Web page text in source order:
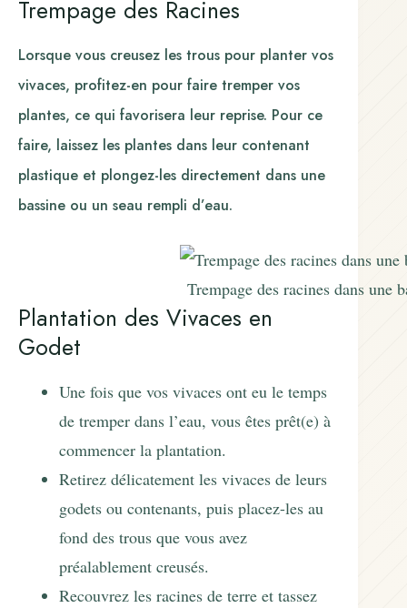
Trempage des Racines
Lorsque vous creusez les trous pour planter vos
vivaces, profitez-en pour faire tremper vos
plantes, ce qui favorisera leur reprise. Pour ce
faire, laissez les plantes dans leur contenant
plastique et plongez-les directement dans une
bassine ou un seau rempli d’eau.
Trempage des racines dans une
Plantation des Vivaces en
Godet
Une fois que vos vivaces ont eu le temps
de tremper dans l’eau, vous êtes prêt(e) à
commencer la plantation.
Retirez délicatement les vivaces de leurs
godets ou contenants, puis placez-les au
fond des trous que vous avez
préalablement creusés.
Recouvrez les racines de terre et tassez